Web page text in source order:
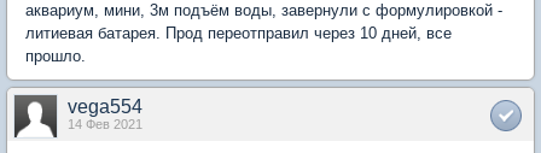
аквариум, мини, 3м подъём воды, завернули с формулировкой -
литиевая батарея. Прод переотправил через 10 дней, все
прошло.
vega554
14 Фев 2021